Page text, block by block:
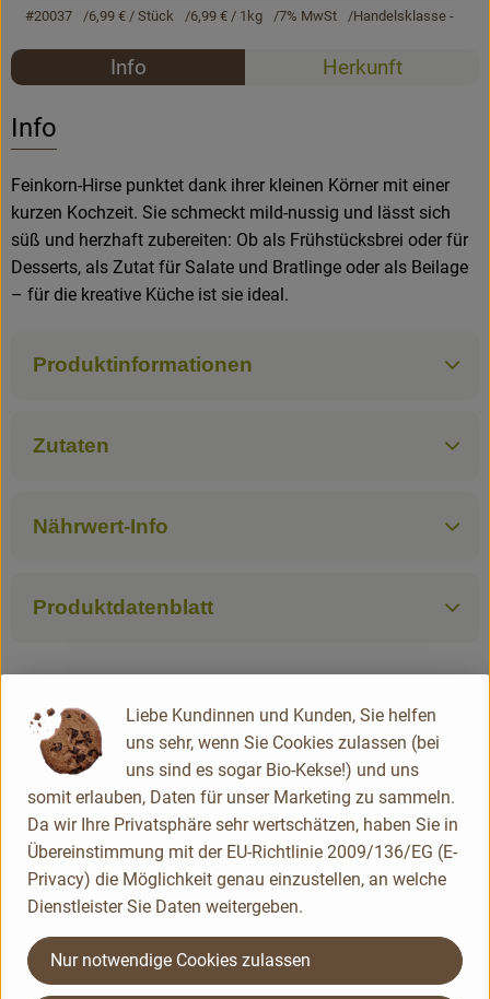
#20037 6,99 € / Stück 6,99 € / 1kg 7% MwSt Handelsklasse -
Rezepte
Info Herkunft
Info
Feinkorn-Hirse punktet dank ihrer kleinen Körner mit einer
kurzen Kochzeit. Sie schmeckt mild-nussig und lässt sich
süß und herzhaft zubereiten: Ob als Frühstücksbrei oder für
Desserts, als Zutat für Salate und Bratlinge oder als Beilage
– für die kreative Küche ist sie ideal.
Produktinformationen
Zutaten
Nährwert-Info
Produktdatenblatt
Herkunft
China
Davert
Liebe Kundinnen und Kunden, Sie helfen
uns sehr, wenn Sie Cookies zulassen (bei
uns sind es sogar Bio-Kekse!) und uns
somit erlauben, Daten für unser Marketing zu sammeln.
Da wir Ihre Privatsphäre sehr wertschätzen, haben Sie in
Übereinstimmung mit der EU-Richtlinie 2009/136/EG (E-
Privacy) die Möglichkeit genau einzustellen, an welche
Dienstleister Sie Daten weitergeben.
Nur notwendige Cookies zulassen